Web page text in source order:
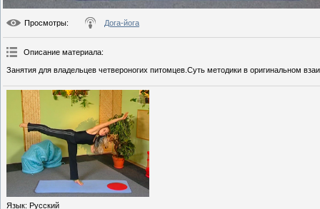
Просмотры: Дога-йога
Описание материала:
Занятия для владельцев четвероногих питомцев.Суть методики в оригинальном
Язык: Русский